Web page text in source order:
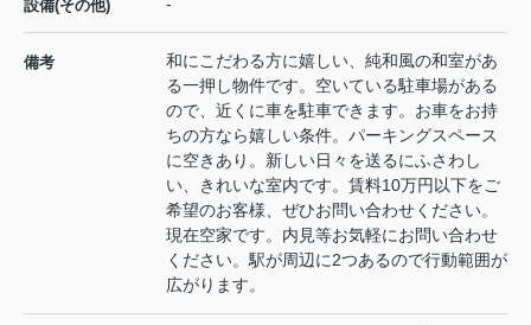
設備(その他)
備考
和にこだわる方に嬉しい、純和風の和室があ
る一押し物件です。空いている駐車場がある
ので、近くに車を駐車できます。お車をお持
ちの方なら嬉しい条件。パーキングスペース
に空きあり。新しい日々を送るにふさわし
い、きれいな室内です。賃料10万円以下をご
希望のお客様、ぜひお問い合わせください。
現在空家です。内見等お気軽にお問い合わせ
ください。駅が周辺に2つあるので行動範囲が
広がります。